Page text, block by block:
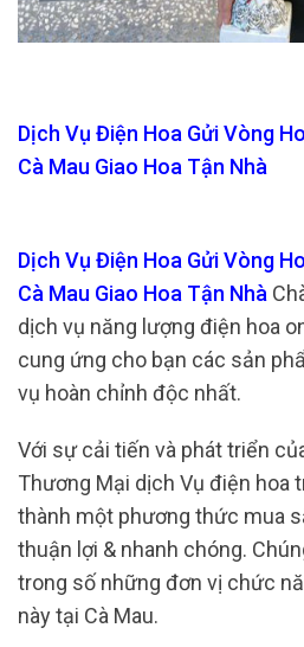
Dịch Vụ Điện Hoa Gửi Vòng
Cà Mau Giao Hoa Tận Nhà
Dịch Vụ Điện Hoa Gửi Vòng
Cà Mau Giao Hoa Tận Nhà
dịch vụ năng lượng điện hoa
cung ứng cho bạn các sản
vụ hoàn chỉnh độc nhất.
Với sự cải tiến và phát triển
Thương Mại dịch Vụ điện hoa
thành một phương thức mua
thuận lợi & nhanh chóng.
trong số những đơn vị chức
này tại Cà Mau.